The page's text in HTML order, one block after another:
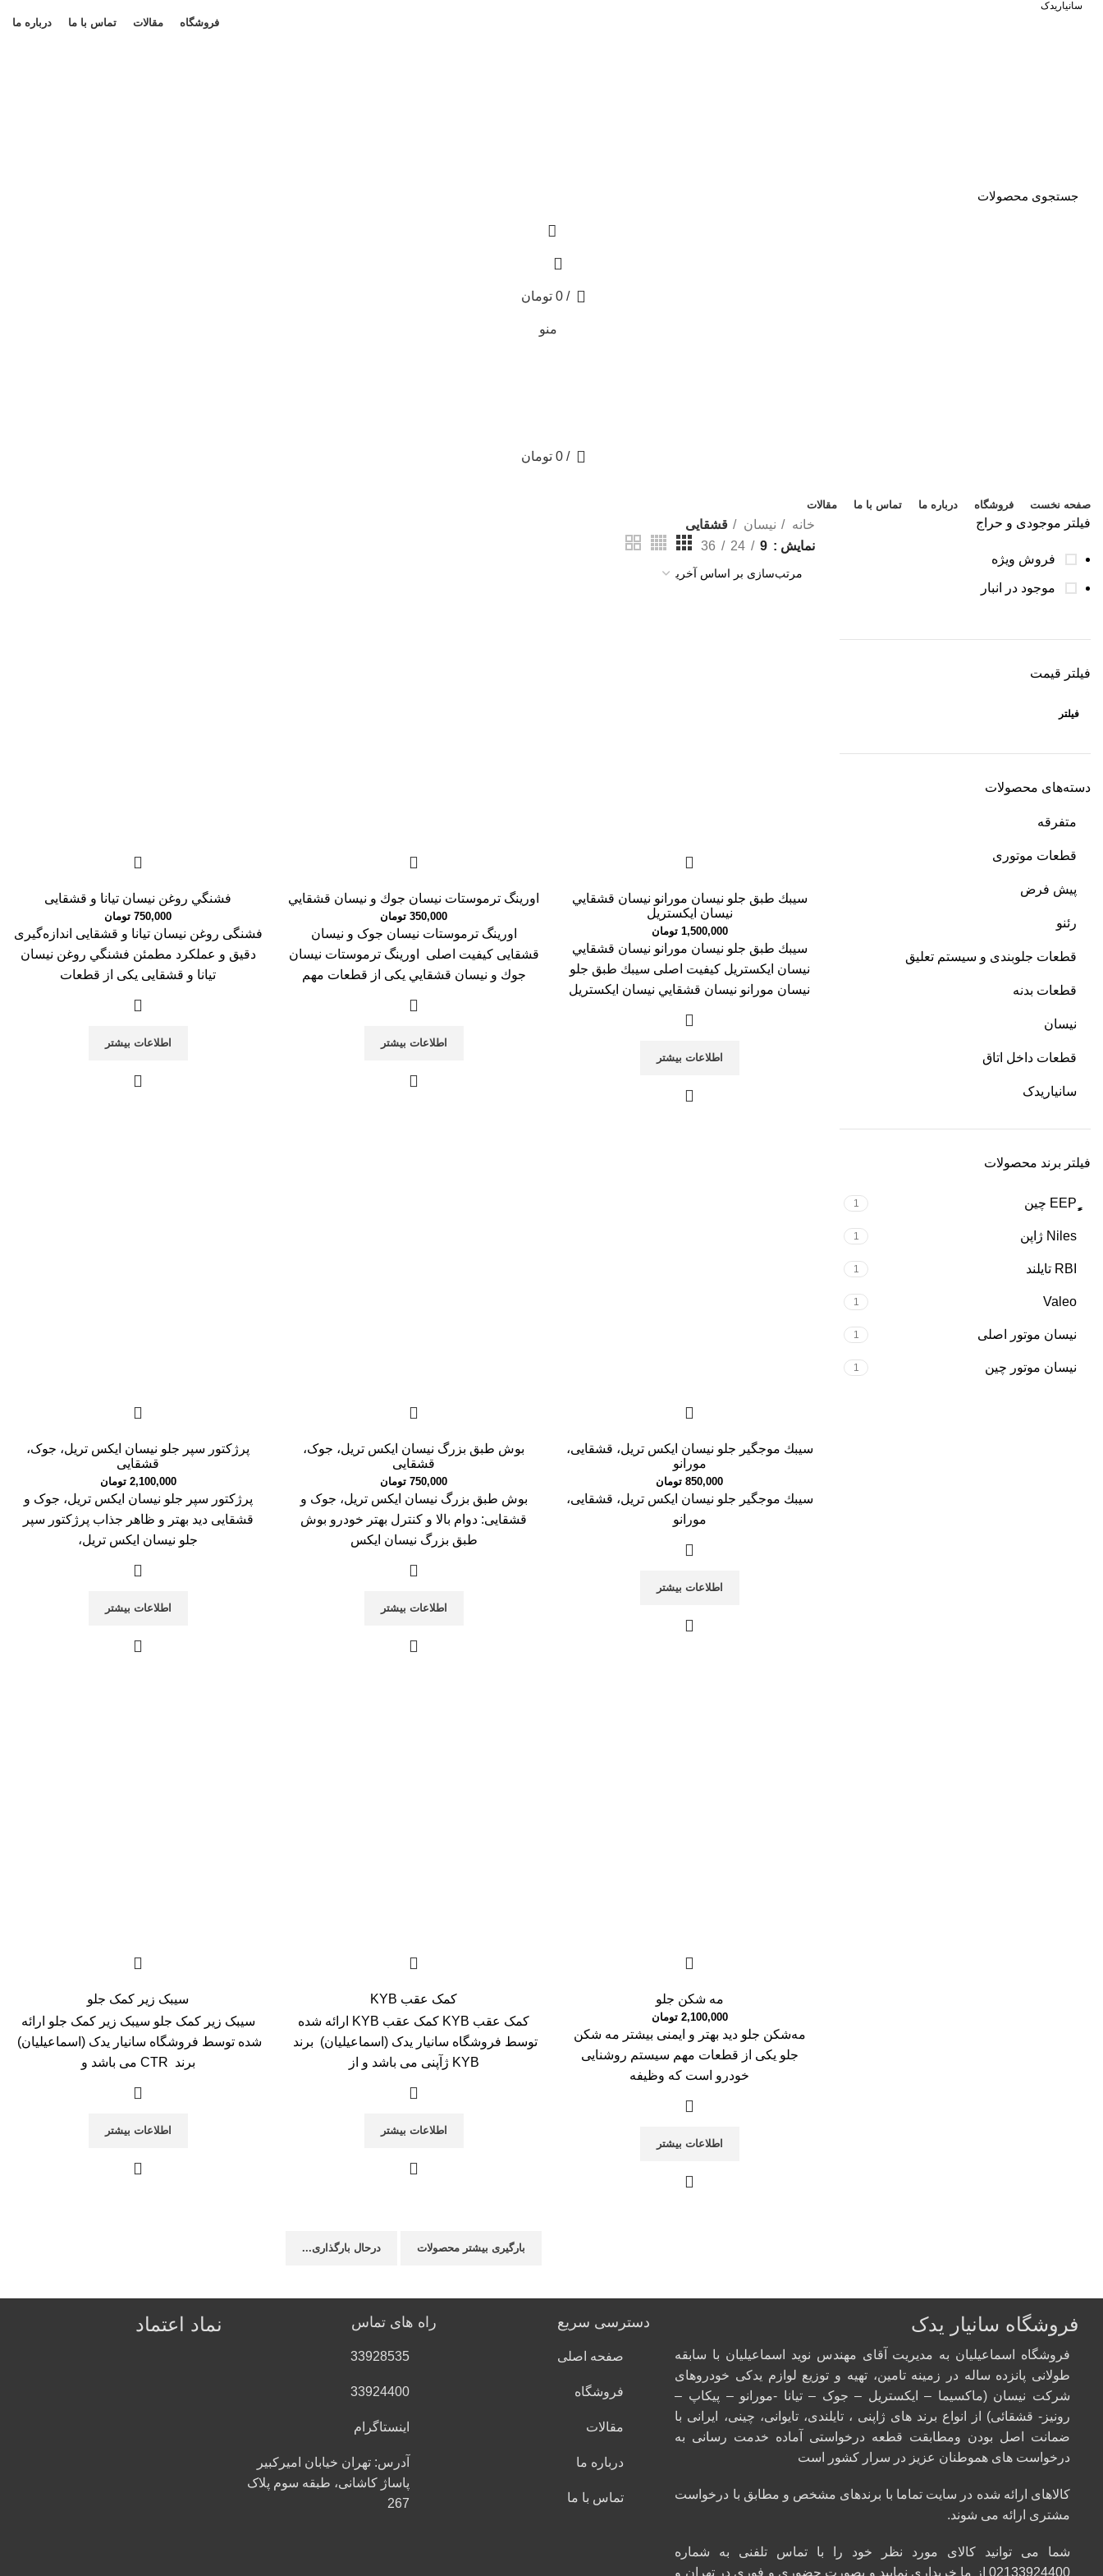
سانیاریدک
فروشگاه مقالات تماس با ما درباره ما
/
0 تومان
منو
/
0 تومان
صفحه نخست فروشگاه درباره ما تماس با ما مقالات
فیلتر موجودی و حراج
فروش ویژه
موجود در انبار
فیلتر قیمت
فیلتر
دسته‌های محصولات
متفرقه
قطعات موتوری
پیش فرض
رئنو
قطعات جلوبندی و سیستم تعلیق
قطعات بدنه
نیسان
قطعات داخل اتاق
سانیاریدک
فیلتر برند محصولات
1
Niles ژاپن 1
RBI تایلند 1
Valeo
1
نیسان موتور اصلی 1
نیسان موتور چین 1
خانه نیسان
قشقایی
نمایش
9
24
36
سيبك طبق جلو نيسان مورانو نيسان قشقايي
نيسان ايكستريل
1,500,000 تومان
سيبك طبق جلو نيسان مورانو نيسان قشقايي
نيسان ايكستريل کیفیت اصلی سيبك طبق جلو
نيسان مورانو نيسان قشقايي نيسان ايكستريل
اطلاعات بیشتر
اورينگ ترموستات نيسان جوك و نيسان قشقايي
350,000 تومان
اورینگ ترموستات نیسان جوک و نیسان
قشقایی کیفیت اصلی اورينگ ترموستات نيسان
جوك و نيسان قشقايي یکی از قطعات مهم
اطلاعات بیشتر
فشنگي روغن نیسان تیانا و قشقایی
750,000 تومان
فشنگی روغن نیسان تیانا و قشقایی اندازه‌گیری
دقیق و عملکرد مطمئن فشنگي روغن نیسان
تیانا و قشقایی یکی از قطعات
اطلاعات بیشتر
سيبك موجگير جلو نیسان ایکس تریل، قشقایی،
مورانو
850,000 تومان
سيبك موجگير جلو نیسان ایکس تریل، قشقایی،
مورانو
اطلاعات بیشتر
بوش طبق بزرگ نیسان ایکس تریل، جوک،
قشقایی
750,000 تومان
بوش طبق بزرگ نیسان ایکس تریل، جوک و
قشقایی: دوام بالا و کنترل بهتر خودرو بوش
طبق بزرگ نیسان ایکس
اطلاعات بیشتر
پرژكتور سپر جلو نیسان ایکس تریل، جوک،
قشقایی
2,100,000 تومان
پرژکتور سپر جلو نیسان ایکس تریل، جوک و
قشقایی دید بهتر و ظاهر جذاب پرژكتور سپر
جلو نیسان ایکس تریل،
اطلاعات بیشتر
مه شکن جلو
2,100,000 تومان
مه‌شکن جلو دید بهتر و ایمنی بیشتر مه شکن
جلو یکی از قطعات مهم سیستم روشنایی
خودرو است که وظیفه
اطلاعات بیشتر
کمک عقب KYB
کمک عقب KYB کمک عقب KYB ارائه شده
توسط فروشگاه سانیار یدک (اسماعیلیان) برند
KYB ژآپنی می باشد و از
اطلاعات بیشتر
سیبک زیر کمک جلو
سیبک زیر کمک جلو سیبک زیر کمک جلو ارائه
شده توسط فروشگاه سانیار یدک (اسماعیلیان)
برند CTR می باشد و
اطلاعات بیشتر
بارگیری بیشتر محصولات درحال بارگذاری...
فروشگاه سانیار یدک
فروشگاه اسماعیلیان به مدیریت آقای مهندس نوید اسماعیلیان با سابقه
طولانی پانزده ساله در زمینه تامین، تهیه و توزیع لوازم یدکی خودروهای
شرکت نیسان (ماکسیما – ایکستریل – جوک – تیانا -مورانو – پیکاپ –
رونیز- قشقائی) از انواع برند های ژاپنی ، تایلندی، تایوانی، چینی، ایرانی با
ضمانت اصل بودن ومطابقت قطعه درخواستی آماده خدمت رسانی به
درخواست های هموطنان عزیز در سرار کشور است
کالاهای ارائه شده در سایت تماما با برندهای مشخص و مطابق با درخواست
مشتری ارائه می شوند.
شما می توانید کالای مورد نظر خود را با تماس تلفنی به شماره
02133924400 از ما خریداری نمایید و بصورت حضوری و فوری در تهران و
دسترسی سریع
صفحه اصلی
فروشگاه
مقالات
درباره ما
تماس با ما
راه های تماس
33928535
33924400
اینستاگرام
آدرس: تهران خیابان امیرکبیر
پاساژ کاشانی، طبقه سوم پلاک
267
نماد اعتماد